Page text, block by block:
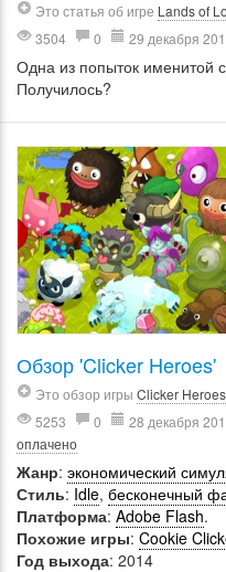
Это статья об игре Lands of
3504
0 29 декабря
Одна из попыток именитой
Получилось?
Обзор 'Clicker Heroes'
Это обзор игры Clicker Heroes
5253
0 28 декабря
оплачено
Жанр: экономический
Стиль: Idle, бесконечный
Платформа: Adobe Flash.
Похожие игры: Cookie
Год выхода: 2014